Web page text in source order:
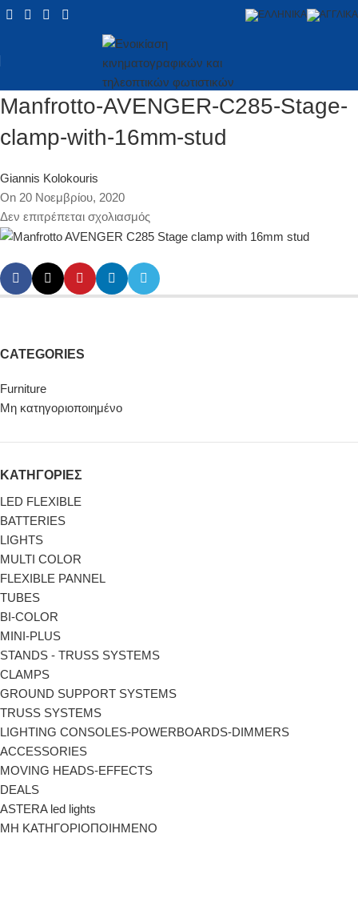
Manfrotto-AVENGER-C285-Stage-
clamp-with-16mm-stud
Giannis Kolokouris
On 20 Νοεμβρίου, 2020
Δεν επιτρέπεται σχολιασμός
CATEGORIES
Furniture
Μη κατηγοριοποιημένο
ΚΑΤΗΓΟΡΙΕΣ
LED FLEXIBLE
BATTERIES
LIGHTS
MULTI COLOR
FLEXIBLE PANNEL
TUBES
BI-COLΟR
MINI-PLUS
STANDS - TRUSS SYSTEMS
CLAMPS
GROUND SUPPORT SYSTEMS
TRUSS SYSTEMS
LIGHTING CONSOLES-POWERBOARDS-DIMMERS
ACCESSORIES
MOVING HEADS-EFFECTS
DEALS
ASTERA led lights
ΜΗ ΚΑΤΗΓΟΡΙΟΠΟΙΗΜΕΝΟ